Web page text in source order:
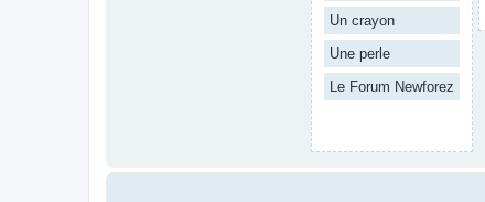
Un crayon
Une perle
Le Forum Newforez